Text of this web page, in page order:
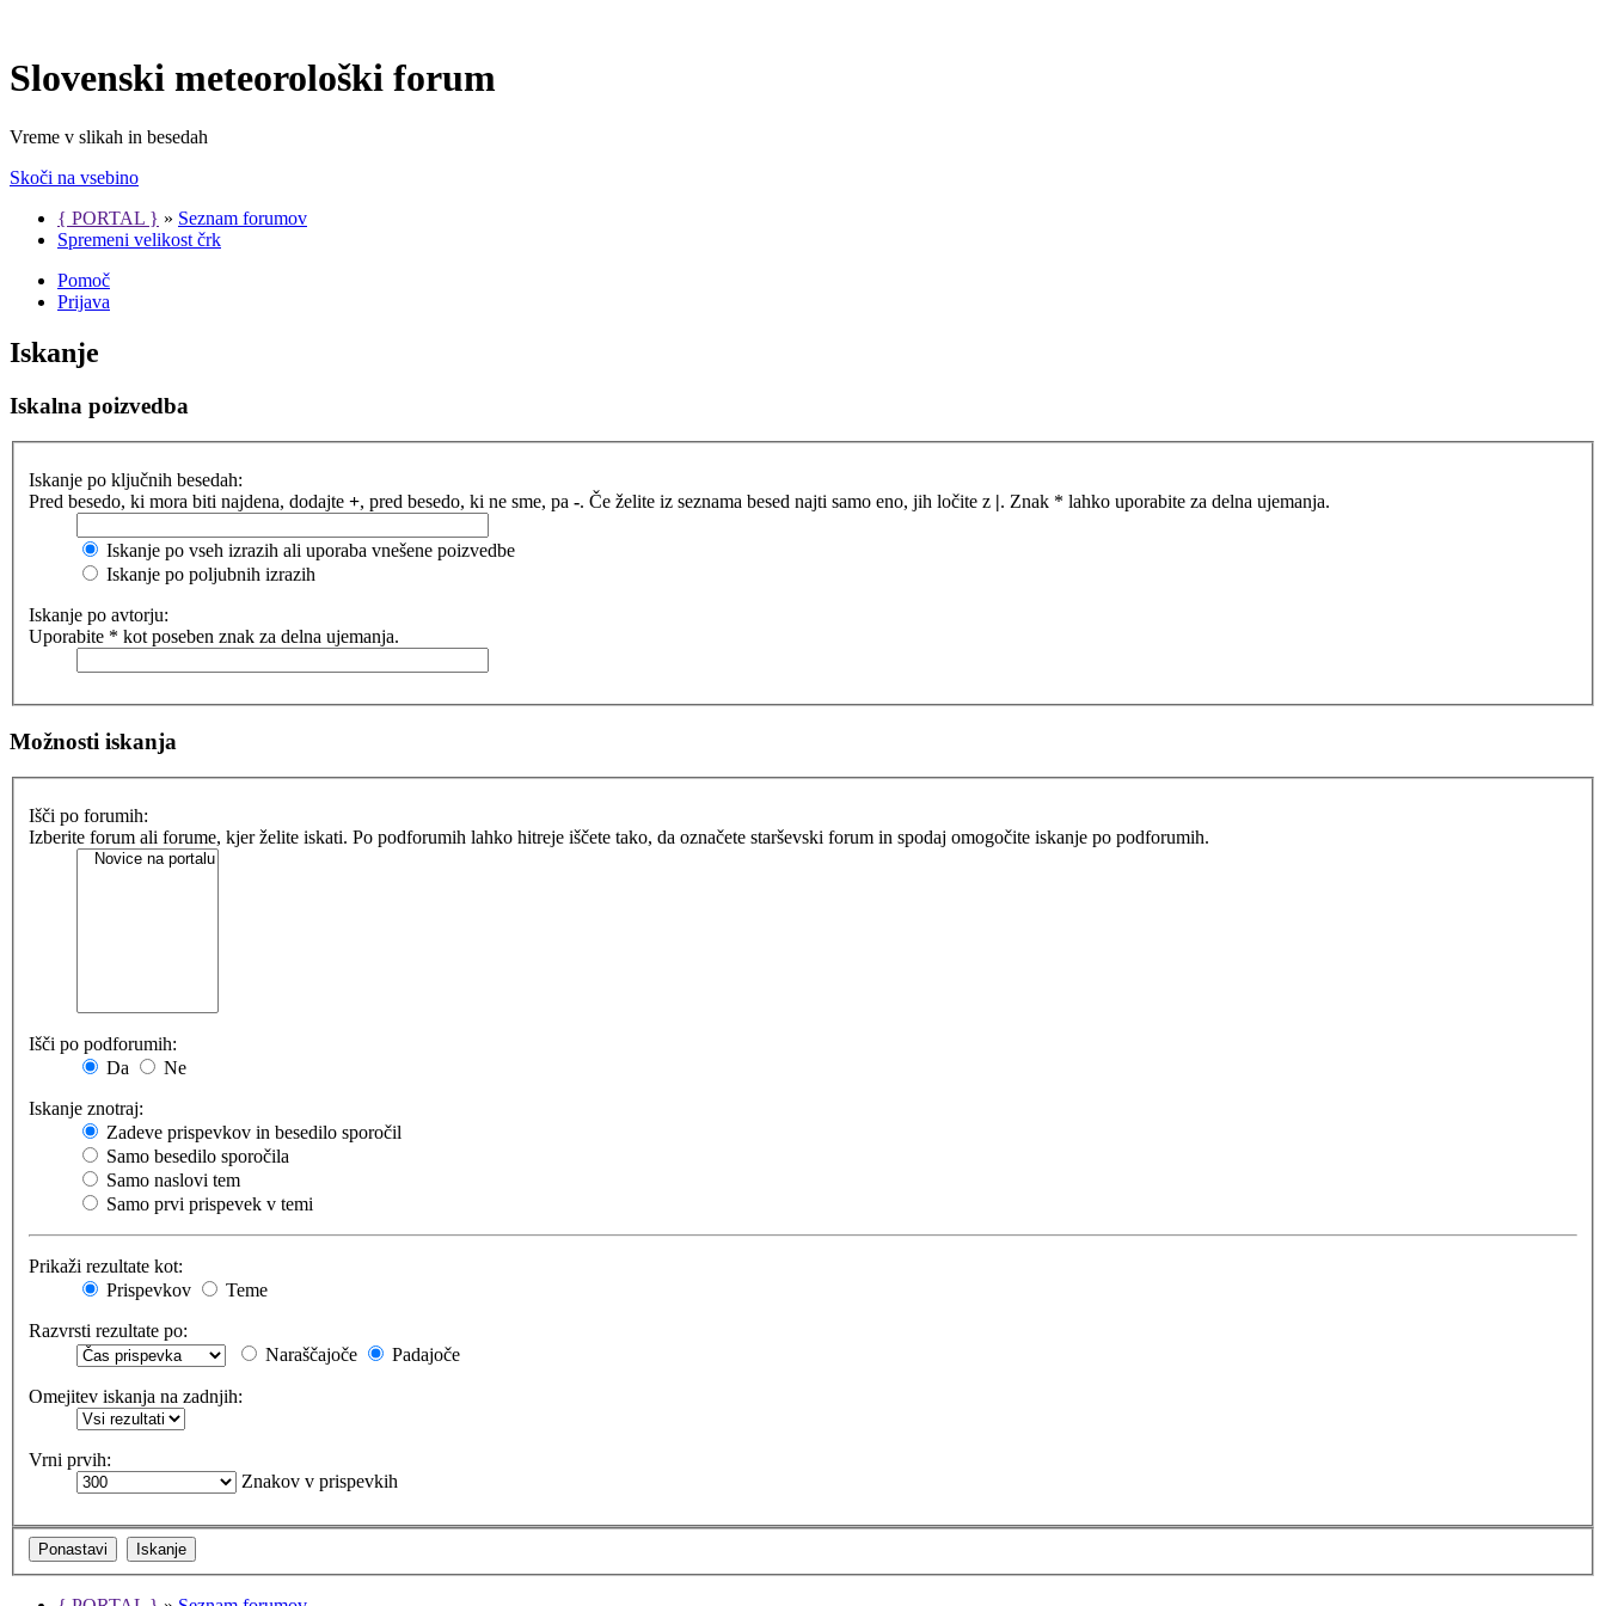
Slovenski meteorološki forum
Vreme v slikah in besedah
Skoči na vsebino
{ PORTAL } » Seznam forumov
Spremeni velikost črk
Pomoč
Prijava
Iskanje
Iskalna poizvedba
Iskanje po ključnih besedah:
Pred besedo, ki mora biti najdena, dodajte +, pred besedo, ki ne sme, pa -. Če želite iz seznama besed najti samo eno, jih ločite z |. Znak * lahko uporabite za delna ujemanja.
Iskanje po vseh izrazih ali uporaba vnešene poizvedbe
Iskanje po poljubnih izrazih
Iskanje po avtorju:
Uporabite * kot poseben znak za delna ujemanja.
Možnosti iskanja
Išči po forumih:
Izberite forum ali forume, kjer želite iskati. Po podforumih lahko hitreje iščete tako, da označete starševski forum in spodaj omogočite iskanje po podforumih.
Išči po podforumih:
Da
Ne
Iskanje znotraj:
Zadeve prispevkov in besedilo sporočil
Samo besedilo sporočila
Samo naslovi tem
Samo prvi prispevek v temi
Prikaži rezultate kot:
Prispevkov
Teme
Razvrsti rezultate po:
Naraščajoče
Padajoče
Omejitev iskanja na zadnjih:
Vrni prvih:
Znakov v prispevkih